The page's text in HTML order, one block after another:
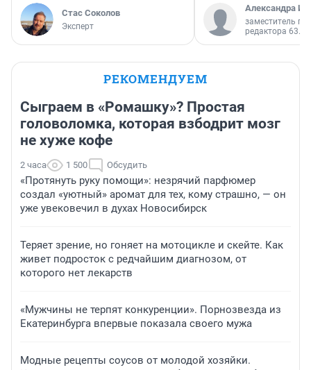
Стас Соколов
Эксперт
Александра
заместитель
редактора 63.RU
РЕКОМЕНДУЕМ
Сыграем в «Ромашку»? Простая
головоломка, которая взбодрит мозг
не хуже кофе
2 часа 1 500 Обсудить
«Протянуть руку помощи»: незрячий парфюмер
создал «уютный» аромат для тех, кому страшно, — он
уже увековечил в духах Новосибирск
Теряет зрение, но гоняет на мотоцикле и скейте. Как
живет подросток с редчайшим диагнозом, от
которого нет лекарств
«Мужчины не терпят конкуренции». Порнозвезда из
Екатеринбурга впервые показала своего мужа
Модные рецепты соусов от молодой хозяйки.